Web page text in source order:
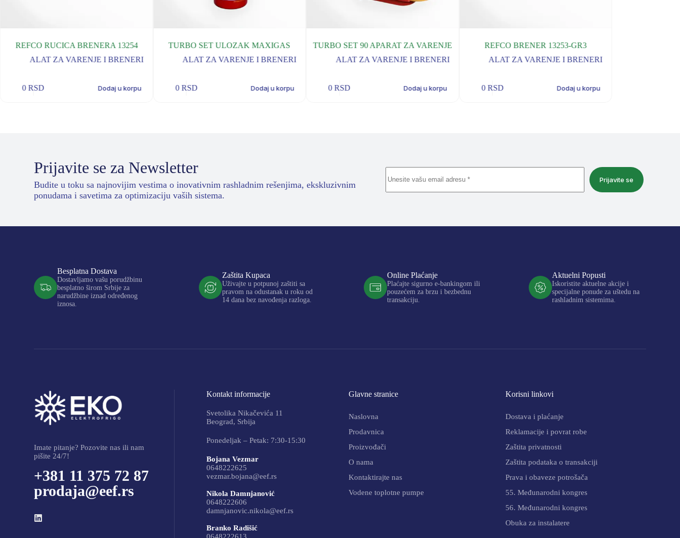
REFCO RUCICA BRENERA 13254
ALAT ZA VARENJE I BRENERI
0RSD Dodaj u korpu
TURBO SET ULOZAK MAXIGAS
ALAT ZA VARENJE I BRENERI
0 RSD Dodaj u korpu
TURBO SET 90 APARAT ZA VARENJE
ALAT ZA VARENJE I BRENERI
0 RSD Dodaj u korpu
REFCO BRENER 13253-GR3
ALAT ZA VARENJE I BRENERI
0 RSD Dodaj u korpu
Prijavite se za Newsletter
Budite u toku sa najnovijim vestima o inovativnim rashladnim rešenjima, ekskluzivnim
ponudama i savetima za optimizaciju vaših sistema.
Prijavite se
Besplatna Dostava
Dostavljamo vašu porudžbinu
besplatno širom Srbije za
narudžbine iznad određenog
iznosa.
Zaštita Kupaca
Uživajte u potpunoj zaštiti sa
pravom na odustanak u roku od
14 dana bez navođenja razloga.
Online Plaćanje
Plaćajte sigurno e-bankingom ili
pouzećem za brzu i bezbednu
transakciju.
Aktuelni Popusti
Iskoristite aktuelne akcije i
specijalne ponude za uštedu na
rashladnim sistemima.
Imate pitanje? Pozovite nas ili nam
pišite 24/7!
+381 11 375 72 87
prodaja@eef.rs
Kontakt informacije
Svetolika Nikačevića 11
Beograd, Srbija
Ponedeljak – Petak: 7:30-15:30
Bojana Vezmar
0648222625
vezmar.bojana@eef.rs
Nikola Damnjanović
0648222606
damnjanovic.nikola@eef.rs
Branko Radišić
Glavne stranice
Naslovna
Prodavnica
Proizvođači
O nama
Kontaktirajte nas
Vodene toplotne pumpe
Korisni linkovi
Dostava i plaćanje
Reklamacije i povrat robe
Zaštita privatnosti
Zaštita podataka o transakciji
Prava i obaveze potrošača
55. Međunarodni kongres
56. Međunarodni kongres
Obuka za instalatere